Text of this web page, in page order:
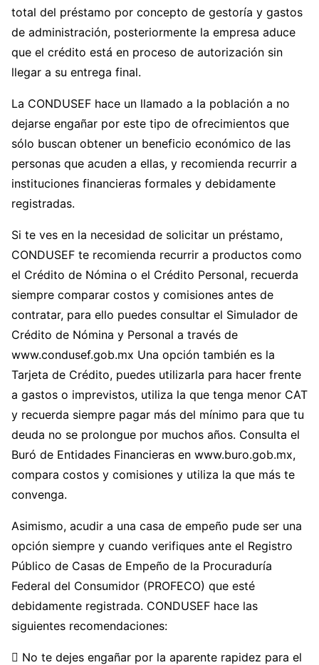
total del préstamo por concepto de gestoría y gastos
de administración, posteriormente la empresa aduce
que el crédito está en proceso de autorización sin
llegar a su entrega final.
La CONDUSEF hace un llamado a la población a no
dejarse engañar por este tipo de ofrecimientos que
sólo buscan obtener un beneficio económico de las
personas que acuden a ellas, y recomienda recurrir a
instituciones financieras formales y debidamente
registradas.
Si te ves en la necesidad de solicitar un préstamo,
CONDUSEF te recomienda recurrir a productos como
el Crédito de Nómina o el Crédito Personal, recuerda
siempre comparar costos y comisiones antes de
contratar, para ello puedes consultar el Simulador de
Crédito de Nómina y Personal a través de
www.condusef.gob.mx Una opción también es la
Tarjeta de Crédito, puedes utilizarla para hacer frente
a gastos o imprevistos, utiliza la que tenga menor CAT
y recuerda siempre pagar más del mínimo para que tu
deuda no se prolongue por muchos años. Consulta el
Buró de Entidades Financieras en www.buro.gob.mx,
compara costos y comisiones y utiliza la que más te
convenga.
Asimismo, acudir a una casa de empeño pude ser una
opción siempre y cuando verifiques ante el Registro
Público de Casas de Empeño de la Procuraduría
Federal del Consumidor (PROFECO) que esté
debidamente registrada. CONDUSEF hace las
siguientes recomendaciones:
 No te dejes engañar por la aparente rapidez para el